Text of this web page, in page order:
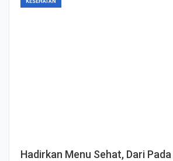
KESEHATAN
Hadirkan Menu Sehat, Dari